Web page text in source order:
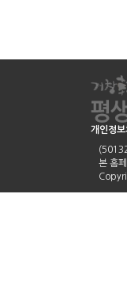
개인정보
본 홈